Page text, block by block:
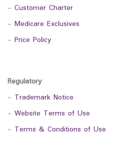
- Customer Charter
- Medicare Exclusives
- Price Policy
Regulatory
- Trademark Notice
- Website Terms of Use
- Terms & Conditions of Use